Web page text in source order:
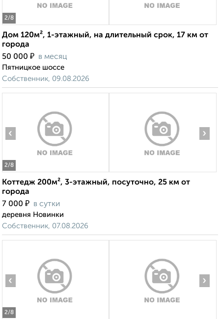
2/8
Дом 120м², 1-этажный, на длительный срок, 17 км от
города
50 000 ₽ в месяц
Пятницкое шоссе
Собственник, 09.08.2026
2/8
‹ ›
Коттедж 200м², 3-этажный, посуточно, 25 км от
города
7 000 ₽ в сутки
деревня Новинки
Собственник, 07.08.2026
2/8
‹ ›